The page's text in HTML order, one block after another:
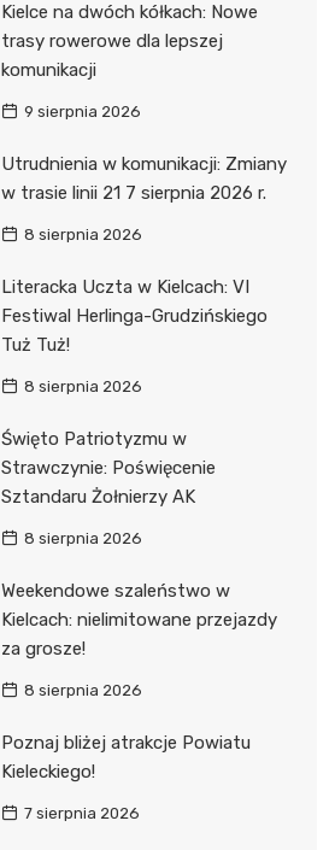
Kielce na dwóch kółkach: Nowe
trasy rowerowe dla lepszej
komunikacji
9 sierpnia 2026
Utrudnienia w komunikacji: Zmiany
w trasie linii 21 7 sierpnia 2026 r.
8 sierpnia 2026
Literacka Uczta w Kielcach: VI
Festiwal Herlinga-Grudzińskiego
Tuż Tuż!
8 sierpnia 2026
Święto Patriotyzmu w
Strawczynie: Poświęcenie
Sztandaru Żołnierzy AK
8 sierpnia 2026
Weekendowe szaleństwo w
Kielcach: nielimitowane przejazdy
za grosze!
8 sierpnia 2026
Poznaj bliżej atrakcje Powiatu
Kieleckiego!
7 sierpnia 2026